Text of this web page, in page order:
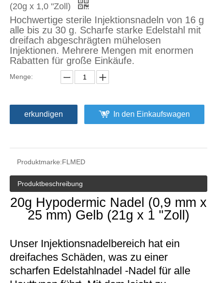
23g Hypodermic Nadel (0,6 mm x 25 mm) Blau (23g x 1,0 "Zoll) 23g Hypodermic Nadel (0,65 mm x 30 mm) Blau (23g x 1, 1/4 "Zoll)
(20g x 1,0 "Zoll)
Hochwertige sterile Injektionsnadeln von 16 g
alle bis zu 30 g. Scharfe starke Edelstahl mit
dreifach abgeschrägten mühelosen
Injektionen. Mehrere Mengen mit enormen
Rabatten für große Einkäufe.
Menge:
erkundigen In den Einkaufswagen
Produktmarke:FLMED
Produktbeschreibung
20g Hypodermic Nadel (0,9 mm x
25 mm) Gelb (21g x 1 "Zoll)
Unser Injektionsnadelbereich hat ein
dreifaches Schäden, was zu einer
scharfen Edelstahlnadel -Nadel für alle